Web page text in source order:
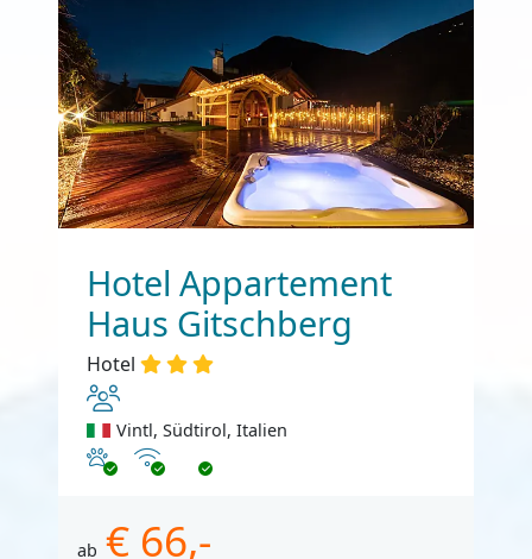
Hotel Appartement
Haus Gitschberg
Hotel
Vintl, Südtirol, Italien
Haustiere erlaubt
Internet
ab € 66,-